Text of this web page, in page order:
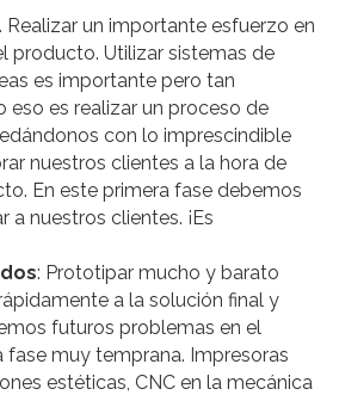
. Realizar un importante esfuerzo en
producto. Utilizar sistemas de
es importante pero tan
es realizar un proceso de
con lo imprescindible
nuestros clientes a la hora de
En este primera fase debemos
a nuestros clientes. ¡Es
: Prototipar mucho y barato
a la solución final y
futuros problemas en el
fase muy temprana. Impresoras
estéticas, CNC en la mecánica